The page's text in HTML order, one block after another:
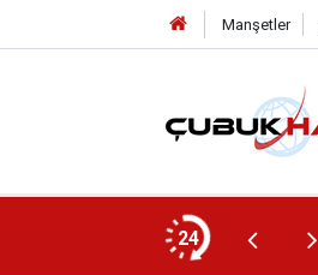
Manşetler
24
AYBÜ’LÜ 1504 ÖĞRENCİ KEP ATTI!